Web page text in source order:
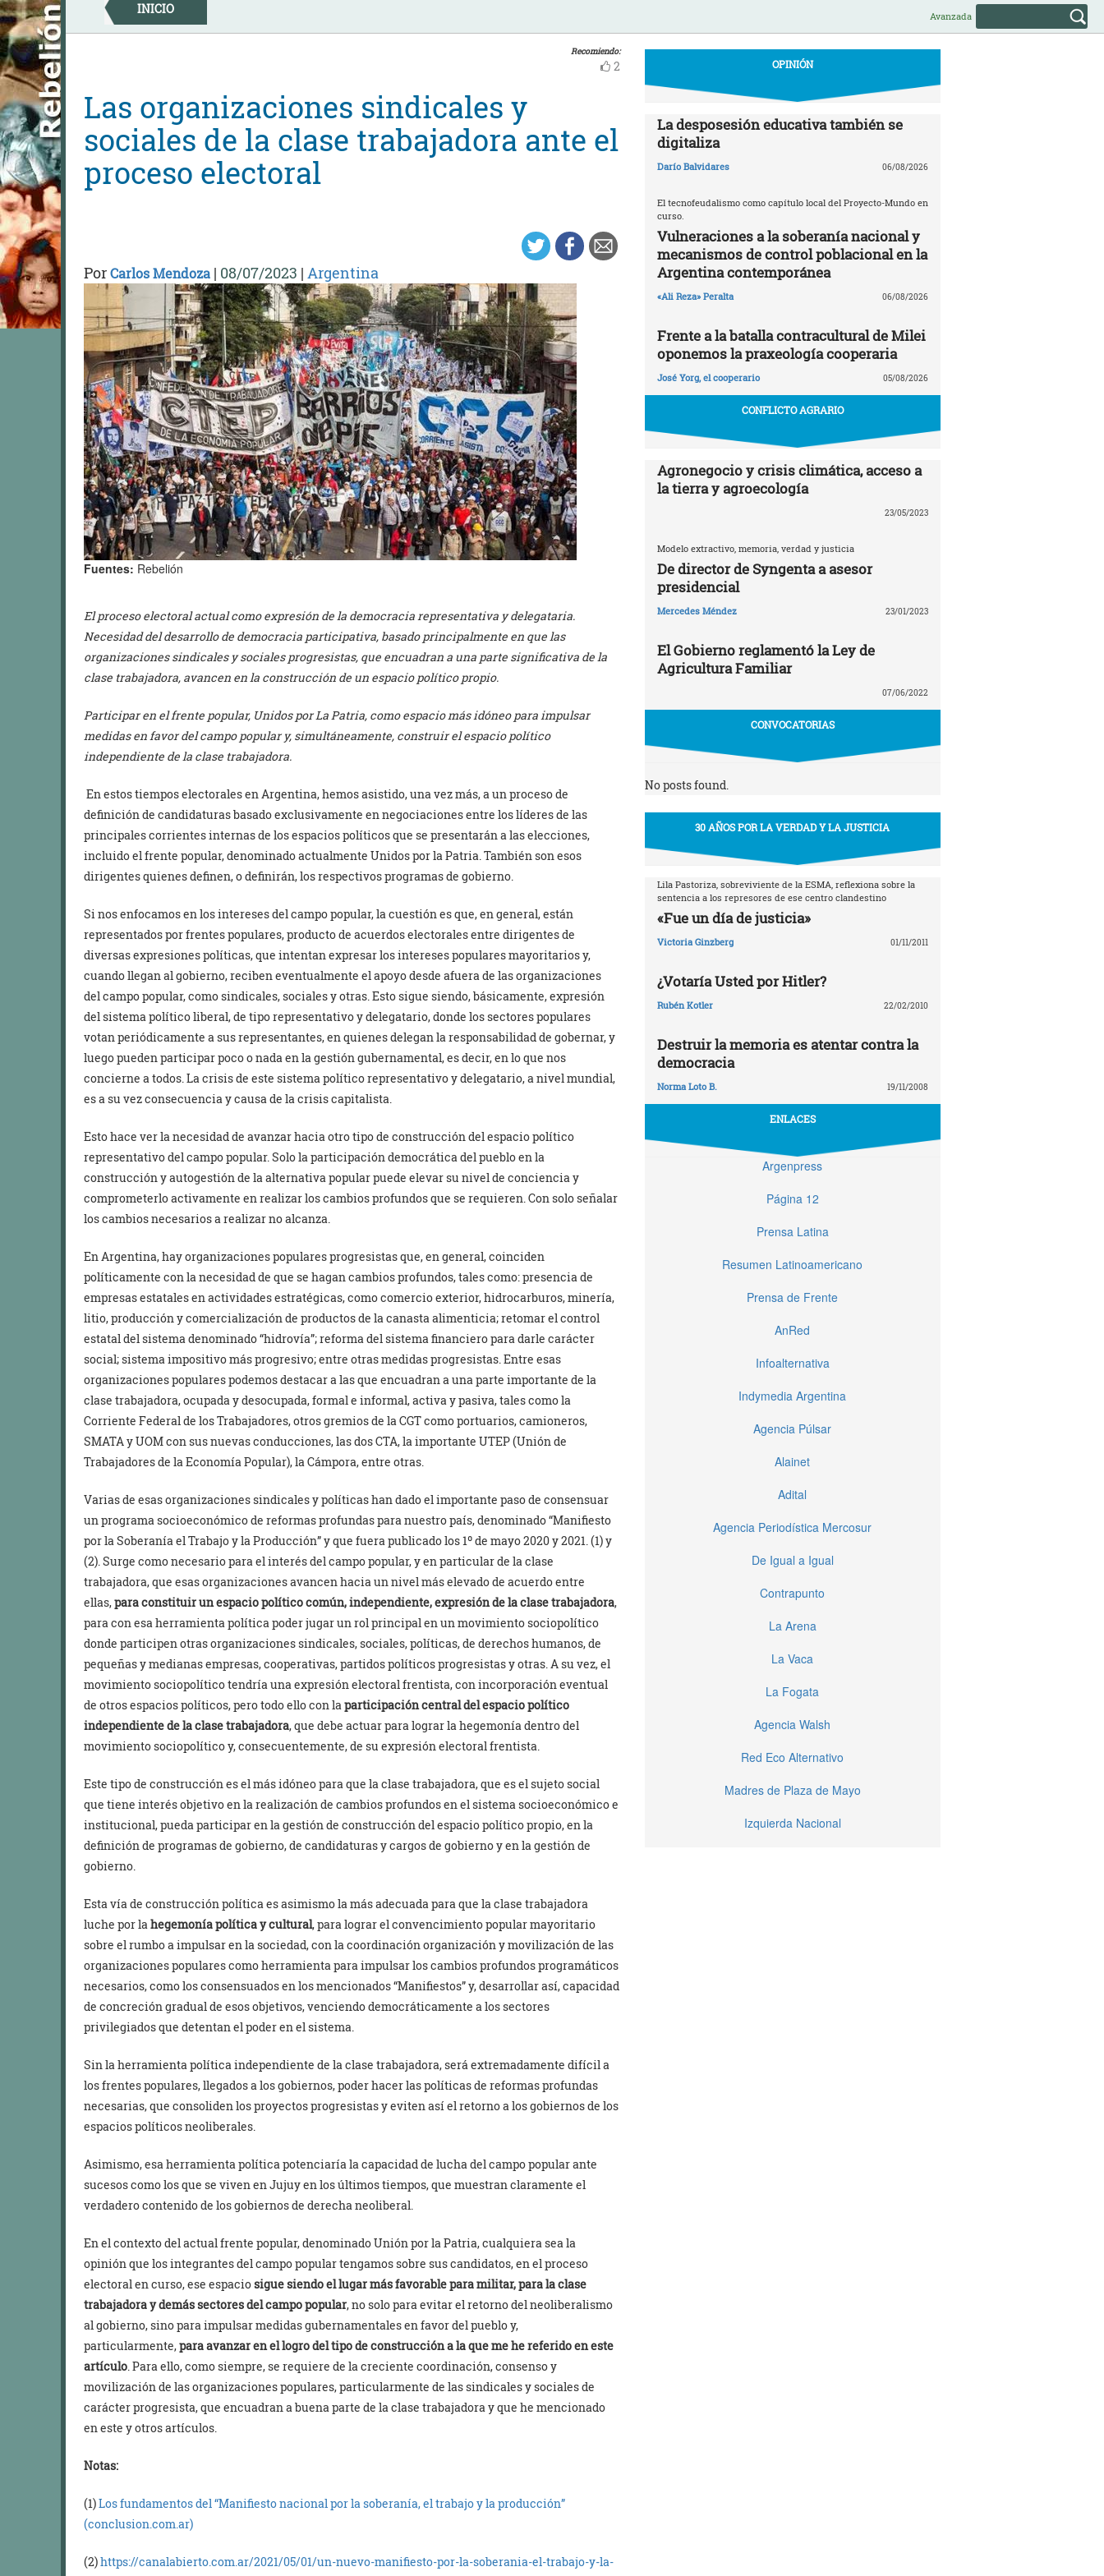
Skip
to
content
INICIO Avanzada
Recomiendo:
2
Las organizaciones sindicales y
sociales de la clase trabajadora ante el
proceso electoral
PorCarlos Mendoza | 08/07/2023 | Argentina
Fuentes: Rebelión
El proceso electoral actual como expresión de la democracia representativa y delegataria.
Necesidad del desarrollo de democracia participativa, basado principalmente en que las
organizaciones sindicales y sociales progresistas, que encuadran a una parte significativa de la
clase trabajadora, avancen en la construcción de un espacio político propio.
Participar en el frente popular, Unidos por La Patria, como espacio más idóneo para impulsar
medidas en favor del campo popular y, simultáneamente, construir el espacio político
independiente de la clase trabajadora.
En estos tiempos electorales en Argentina, hemos asistido, una vez más, a un proceso de
definición de candidaturas basado exclusivamente en negociaciones entre los líderes de las
principales corrientes internas de los espacios políticos que se presentarán a las elecciones,
incluido el frente popular, denominado actualmente Unidos por la Patria. También son esos
dirigentes quienes definen, o definirán, los respectivos programas de gobierno.
Si nos enfocamos en los intereses del campo popular, la cuestión es que, en general, están
representados por frentes populares, producto de acuerdos electorales entre dirigentes de
diversas expresiones políticas, que intentan expresar los intereses populares mayoritarios y,
cuando llegan al gobierno, reciben eventualmente el apoyo desde afuera de las organizaciones
del campo popular, como sindicales, sociales y otras. Esto sigue siendo, básicamente, expresión
del sistema político liberal, de tipo representativo y delegatario, donde los sectores populares
votan periódicamente a sus representantes, en quienes delegan la responsabilidad de gobernar, y
luego pueden participar poco o nada en la gestión gubernamental, es decir, en lo que nos
concierne a todos. La crisis de este sistema político representativo y delegatario, a nivel mundial,
es a su vez consecuencia y causa de la crisis capitalista.
Esto hace ver la necesidad de avanzar hacia otro tipo de construcción del espacio político
representativo del campo popular. Solo la participación democrática del pueblo en la
construcción y autogestión de la alternativa popular puede elevar su nivel de conciencia y
comprometerlo activamente en realizar los cambios profundos que se requieren. Con solo señalar
los cambios necesarios a realizar no alcanza.
En Argentina, hay organizaciones populares progresistas que, en general, coinciden
políticamente con la necesidad de que se hagan cambios profundos, tales como: presencia de
empresas estatales en actividades estratégicas, como comercio exterior, hidrocarburos, minería,
litio, producción y comercialización de productos de la canasta alimenticia; retomar el control
estatal del sistema denominado “hidrovía”; reforma del sistema financiero para darle carácter
social; sistema impositivo más progresivo; entre otras medidas progresistas. Entre esas
organizaciones populares podemos destacar a las que encuadran a una parte importante de la
clase trabajadora, ocupada y desocupada, formal e informal, activa y pasiva, tales como la
Corriente Federal de los Trabajadores, otros gremios de la CGT como portuarios, camioneros,
SMATA y UOM con sus nuevas conducciones, las dos CTA, la importante UTEP (Unión de
Trabajadores de la Economía Popular), la Cámpora, entre otras.
Varias de esas organizaciones sindicales y políticas han dado el importante paso de consensuar
un programa socioeconómico de reformas profundas para nuestro país, denominado “Manifiesto
por la Soberanía el Trabajo y la Producción” y que fuera publicado los 1º de mayo 2020 y 2021. (1) y
(2). Surge como necesario para el interés del campo popular, y en particular de la clase
trabajadora, que esas organizaciones avancen hacia un nivel más elevado de acuerdo entre
ellas,para constituir un espacio político común, independiente, expresión de la clase trabajadora,
para con esa herramienta política poder jugar un rol principal en un movimiento sociopolítico
donde participen otras organizaciones sindicales, sociales, políticas, de derechos humanos, de
pequeñas y medianas empresas, cooperativas, partidos políticos progresistas y otras. A su vez, el
movimiento sociopolítico tendría una expresión electoral frentista, con incorporación eventual
de otros espacios políticos, pero todo ello con laparticipación central del espacio político
independiente de la clase trabajadora, que debe actuar para lograr la hegemonía dentro del
movimiento sociopolítico y, consecuentemente, de su expresión electoral frentista.
Este tipo de construcción es el más idóneo para que la clase trabajadora, que es el sujeto social
que tiene interés objetivo en la realización de cambios profundos en el sistema socioeconómico e
institucional, pueda participar en la gestión de construcción del espacio político propio, en la
definición de programas de gobierno, de candidaturas y cargos de gobierno y en la gestión de
gobierno.
Esta vía de construcción política es asimismo la más adecuada para que la clase trabajadora
luche por lahegemonía política y cultural, para lograr el convencimiento popular mayoritario
sobre el rumbo a impulsar en la sociedad, con la coordinación organización y movilización de las
organizaciones populares como herramienta para impulsar los cambios profundos programáticos
necesarios, como los consensuados en los mencionados “Manifiestos” y, desarrollar así, capacidad
de concreción gradual de esos objetivos, venciendo democráticamente a los sectores
privilegiados que detentan el poder en el sistema.
Sin la herramienta política independiente de la clase trabajadora, será extremadamente difícil a
los frentes populares, llegados a los gobiernos, poder hacer las políticas de reformas profundas
necesarias, que consoliden los proyectos progresistas y eviten así el retorno a los gobiernos de los
espacios políticos neoliberales.
Asimismo, esa herramienta política potenciaría la capacidad de lucha del campo popular ante
sucesos como los que se viven en Jujuy en los últimos tiempos, que muestran claramente el
verdadero contenido de los gobiernos de derecha neoliberal.
En el contexto del actual frente popular, denominado Unión por la Patria, cualquiera sea la
opinión que los integrantes del campo popular tengamos sobre sus candidatos, en el proceso
electoral en curso, ese espacio sigue siendo el lugar más favorable para militar, para la clase
trabajadora y demás sectores del campo popular, no solo para evitar el retorno del neoliberalismo
al gobierno, sino para impulsar medidas gubernamentales en favor del pueblo y,
particularmente,para avanzar en el logro del tipo de construcción a la que me he referido en este
artículo. Para ello, como siempre, se requiere de la creciente coordinación, consenso y
movilización de las organizaciones populares, particularmente de las sindicales y sociales de
carácter progresista, que encuadran a buena parte de la clase trabajadora y que he mencionado
en este y otros artículos.
Notas:
(1)Los fundamentos del “Manifiesto nacional por la soberanía, el trabajo y la producción”
(conclusion.com.ar)
(2)https://canalabierto.com.ar/2021/05/01/un-nuevo-manifiesto-por-la-soberania-el-trabajo-y-la-
OPINIÓN
La desposesión educativa también se
digitaliza
Darío Balvidares 06/08/2026
El tecnofeudalismo como capítulo local del Proyecto-Mundo en
curso.
Vulneraciones a la soberanía nacional y
mecanismos de control poblacional en la
Argentina contemporánea
«Ali Reza» Peralta 06/08/2026
Frente a la batalla contracultural de Milei
oponemos la praxeología cooperaria
José Yorg, el cooperario 05/08/2026
CONFLICTO AGRARIO
Agronegocio y crisis climática, acceso a
la tierra y agroecología
23/05/2023
Modelo extractivo, memoria, verdad y justicia
De director de Syngenta a asesor
presidencial
Mercedes Méndez 23/01/2023
El Gobierno reglamentó la Ley de
Agricultura Familiar
07/06/2022
CONVOCATORIAS
No posts found.
30 AÑOS POR LA VERDAD Y LA JUSTICIA
Lila Pastoriza, sobreviviente de la ESMA, reflexiona sobre la
sentencia a los represores de ese centro clandestino
«Fue un día de justicia»
Victoria Ginzberg 01/11/2011
¿Votaría Usted por Hitler?
Rubén Kotler 22/02/2010
Destruir la memoria es atentar contra la
democracia
Norma Loto B. 19/11/2008
ENLACES
Argenpress
Página 12
Prensa Latina
Resumen Latinoamericano
Prensa de Frente
AnRed
Infoalternativa
Indymedia Argentina
Agencia Púlsar
Alainet
Adital
Agencia Periodística Mercosur
De Igual a Igual
Contrapunto
La Arena
La Vaca
La Fogata
Agencia Walsh
Red Eco Alternativo
Madres de Plaza de Mayo
Izquierda Nacional